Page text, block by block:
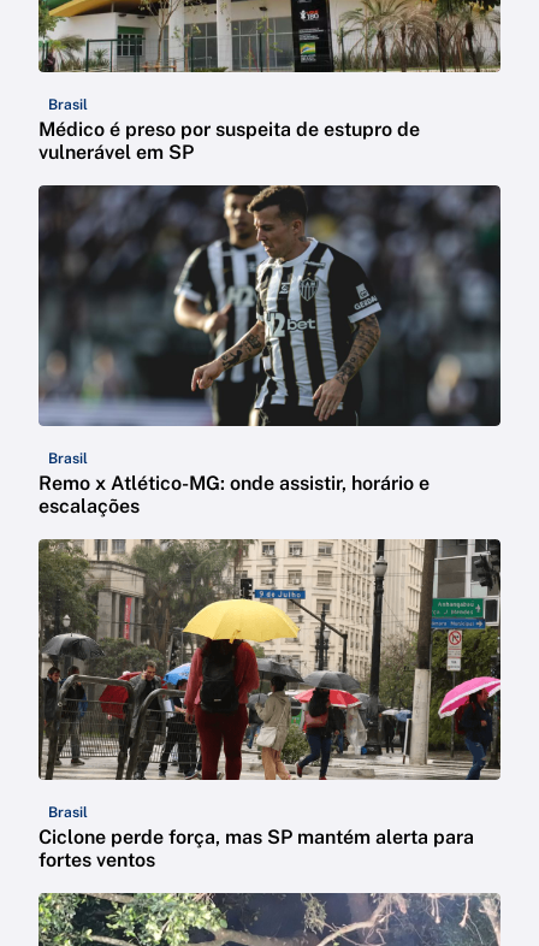
Brasil
Médico é preso por suspeita de estupro de
vulnerável em SP
Brasil
Remo x Atlético-MG: onde assistir, horário e
escalações
Brasil
Ciclone perde força, mas SP mantém alerta para
fortes ventos